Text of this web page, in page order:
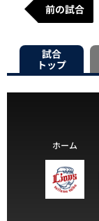
前の試合
試合
トップ
ホーム